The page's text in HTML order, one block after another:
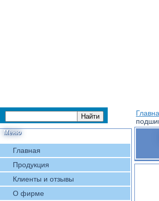
Меню
Главная
Продукция
Клиенты и отзывы
О фирме